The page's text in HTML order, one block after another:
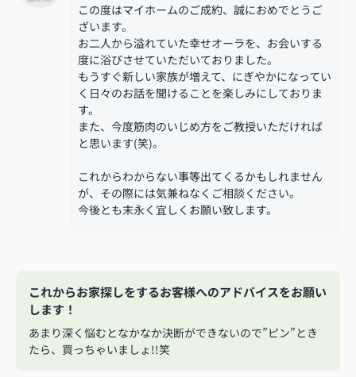
この度はマイホームのご成約、誠におめでとうご
ざいます。
お二人から溢れていた幸せオーラを、お会いする
度に浴びさせていただいておりました。
もうすぐ新しい家族が増えて、にぎやかになってい
く日々のお話を聞けることを楽しみにしておりま
す。
また、今度筋肉のいじめ方をご教授いただければ
と思います(笑)。
これからわからない事等出てくるかもしれません
が、その際には気兼ねなくご相談ください。
今後とも末永く宜しくお願い致します。
これからお家探しをするお客様へのアドバイスをお願い
します！
あまり深く悩むとなかなか決断ができないので”ピン”とき
たら、買っちゃいましょ!!笑